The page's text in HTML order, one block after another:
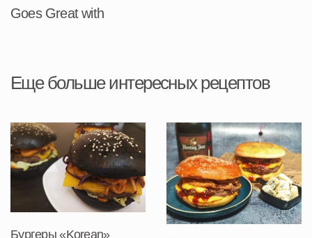
Goes Great with
Еще больше интересных рецептов
Бургеры «Korean»